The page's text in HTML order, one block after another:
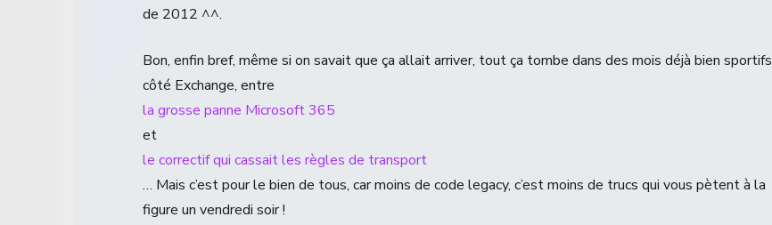
de 2012 ^^.
Bon, enfin bref, même si on savait que ça allait arriver, tout ça tombe dans des mois déjà bien sportifs
côté Exchange, entre
la grosse panne Microsoft 365
et
le correctif qui cassait les règles de transport
… Mais c’est pour le bien de tous, car moins de code legacy, c’est moins de trucs qui vous pètent à la
figure un vendredi soir !